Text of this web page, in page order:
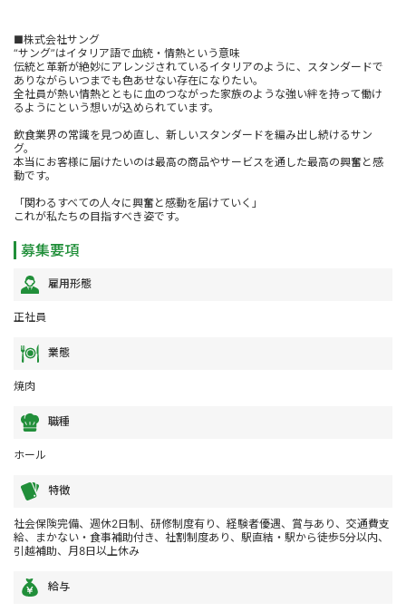
■株式会社サング
“サング”はイタリア語で血統・情熱という意味
伝統と革新が絶妙にアレンジされているイタリアのように、スタンダードで
ありながらいつまでも色あせない存在になりたい。
全社員が熱い情熱とともに血のつながった家族のような強い絆を持って働け
るようにという想いが込められています。
飲食業界の常識を見つめ直し、新しいスタンダードを編み出し続けるサン
グ。
本当にお客様に届けたいのは最高の商品やサービスを通した最高の興奮と感
動です。
「関わるすべての人々に興奮と感動を届けていく」
これが私たちの目指すべき姿です。
募集要項
雇用形態
正社員
業態
焼肉
職種
ホール
特徴
社会保険完備、週休2日制、研修制度有り、経験者優遇、賞与あり、交通費支
給、まかない・食事補助付き、社割制度あり、駅直結・駅から徒歩5分以内、
引越補助、月8日以上休み
給与